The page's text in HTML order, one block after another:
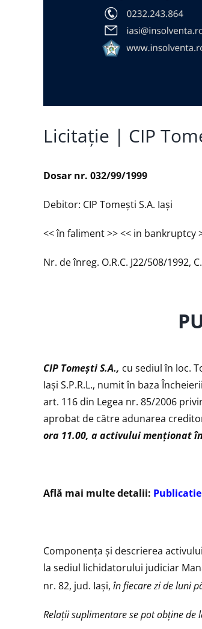
Licitație | CIP
Dosar nr. 032/99/1999
Debitor: CIP Tomeşti S.A. Iaşi
<< în faliment >> << in bankruptcy
Nr. de înreg. O.R.C. J22/508/1992,
CIP Tomeşti S.A., cu sediul în loc.
Iaşi S.P.R.L., numit în baza
art. 116 din Legea nr. 85/2006
aprobat de către adunarea
ora 11.00, a activului menționat
Află mai multe detalii:
Componenţa şi descrierea
la sediul lichidatorului judiciar
nr. 82, jud. Iaşi, în fiecare zi de luni
Relaţii suplimentare se pot obţine